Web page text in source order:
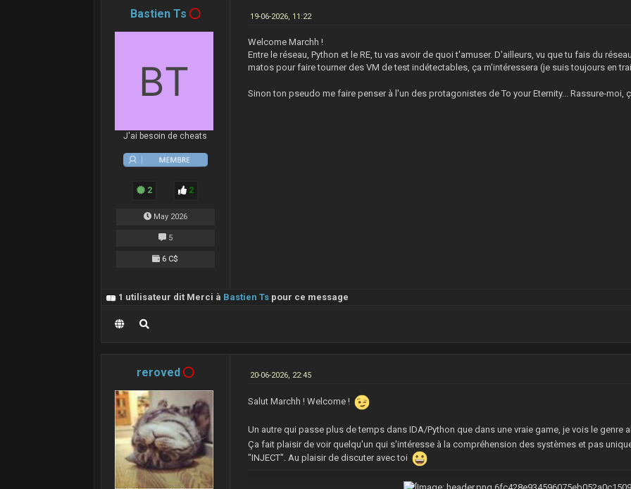
Bastien Ts
J'ai besoin de cheats
2 2
May 2026
5
6 C$
19-06-2026, 11:22
Welcome Marchh !
Entre le réseau, Python et le RE, tu vas avoir de quoi t'amuser. D'ailleurs, vu que tu fais du
matos pour faire tourner des VM de test indétectables, ça m'intéressera (je suis toujours en
Sinon ton pseudo me faire penser à l'un des protagonistes de To your Eternity... Rassure-
1 utilisateur dit Merci à Bastien Tspour ce message
reroved 20-06-2026, 22:45
Salut Marchh ! Welcome !
Un autre qui passe plus de temps dans IDA/Python que dans une vraie game, je vois le genre
Ça fait plaisir de voir quelqu'un qui s'intéresse à la compréhension des systèmes et pas
"INJECT". Au plaisir de discuter avec toi